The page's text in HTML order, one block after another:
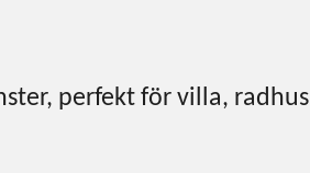
perfekt för villa, radhus